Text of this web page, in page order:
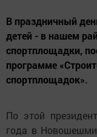
В праздничный
детей - в нашем
спортплощадки,
программе
спортплощадок».
По этой
года в